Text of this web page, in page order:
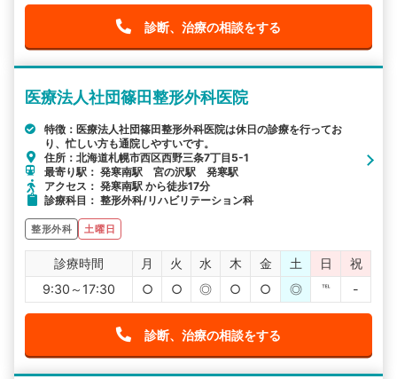
診断、治療の相談をする
医療法人社団篠田整形外科医院
特徴：医療法人社団篠田整形外科医院は休日の診療を行ってお
り、忙しい方も通院しやすいです。
住所：北海道札幌市西区西野三条7丁目5-1
最寄り駅： 発寒南駅 宮の沢駅 発寒駅
アクセス： 発寒南駅 から徒歩17分
診療科目： 整形外科/リハビリテーション科
整形外科 土曜日
診療時間 月 火 水 木 金 土 日
祝
9:30～17:30
○ ○ ◎ ○ ○ ◎ ℡ -
診断、治療の相談をする